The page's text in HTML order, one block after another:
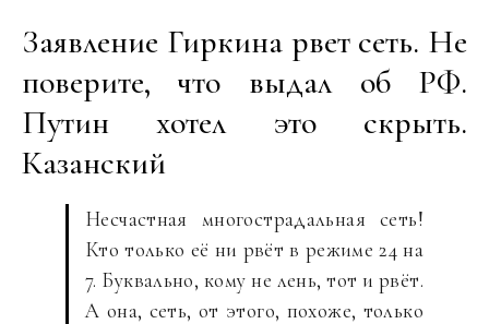
Заявление Гиркина рвет сеть. Не
поверите, что выдал об РФ.
Путин хотел это скрыть.
Казанский
Несчастная многострадальная сеть!
Кто только её ни рвёт в режиме 24 на
7. Буквально, кому не лень, тот и рвёт.
А она, сеть, от этого, похоже, только